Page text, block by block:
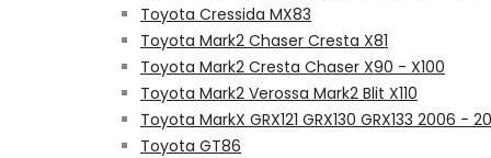
Toyota Cressida MX83
Toyota Mark2 Chaser Cresta X81
Toyota Mark2 Cresta Chaser X90 - X100
Toyota Mark2 Verossa Mark2 Blit X110
Toyota MarkX GRX121 GRX130 GRX133 2006 -
Toyota GT86